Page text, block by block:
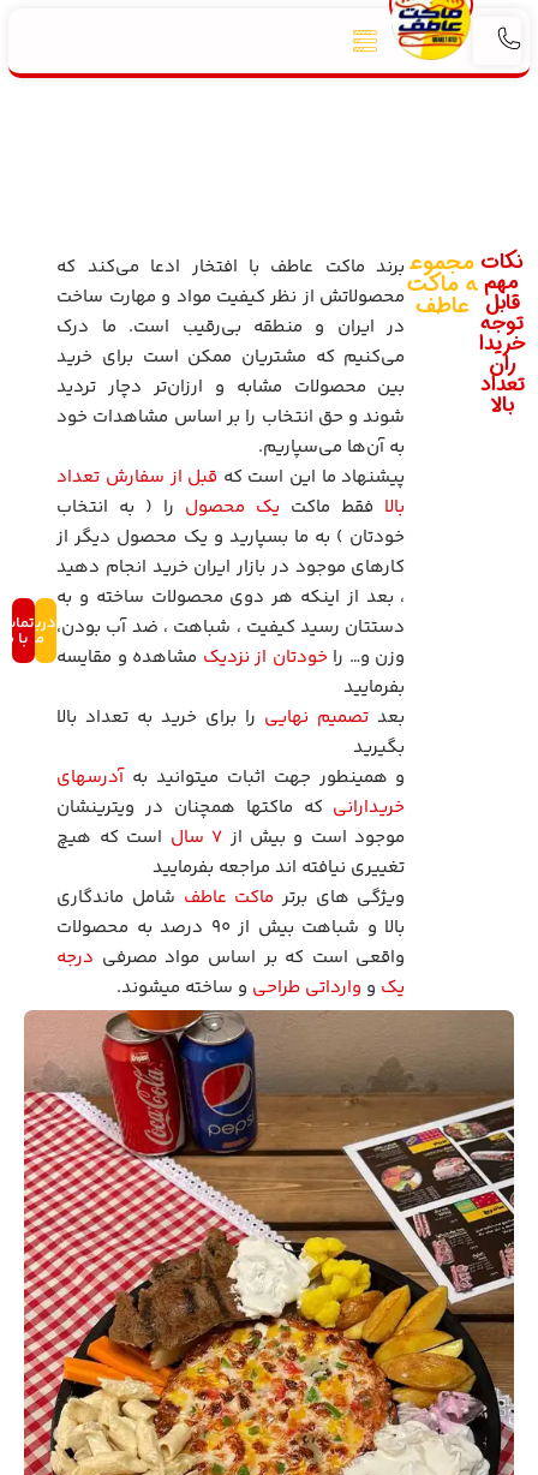
نکات
مهم
قابل
توجه
خریدا
ران
تعداد
بالا
مجموع
ه ماکت
عاطف
برند ماکت عاطف با افتخار ادعا می‌کند که
محصولاتش از نظر کیفیت مواد و مهارت ساخت
در ایران و منطقه بی‌رقیب است. ما درک
می‌کنیم که مشتریان ممکن است برای خرید
بین محصولات مشابه و ارزان‌تر دچار تردید
شوند و حق انتخاب را بر اساس مشاهدات خود
به آن‌ها می‌سپاریم.
پیشنهاد ما این است که قبل از سفارش تعداد
بالا فقط ماکت یک محصول را ( به انتخاب
خودتان ) به ما بسپارید و یک محصول دیگر از
کارهای موجود در بازار ایران خرید انجام دهید
، بعد از اینکه هر دوی محصولات ساخته و به
دستتان رسید کیفیت ، شباهت ، ضد آب بودن،
وزن و… را خودتان از نزدیک مشاهده و مقایسه
بفرمایید
بعد تصمیم نهایی را برای خرید به تعداد بالا
بگیرید
و همینطور جهت اثبات میتوانید بهآدرسهای
خریدارانی که ماکتها همچنان در ویترینشان
موجود است و بیش از ۷ سال
است که هیچ
تغییری نیافته اند مراجعه بفرمایید
ویژگی های برتر ماکت عاطف شامل ماندگاری
بالا و شباهت بیش از ۹۰ درصد به محصولات
واقعی است که بر اساس مواد مصرفی درجه
یک و وارداتی طراحی و ساخته میشوند.
درباره
ما با ما